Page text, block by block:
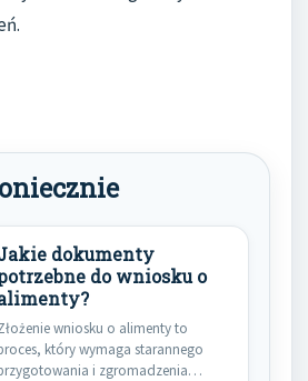
dokumenty
do wniosku o
wniosku o alimenty to
który wymaga starannego
i zgromadzenia